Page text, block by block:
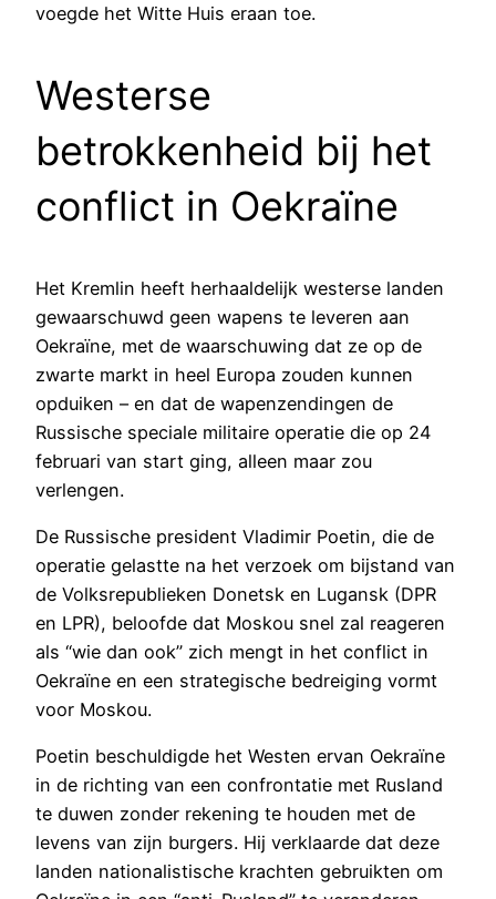
voegde het Witte Huis eraan toe.
Westerse
betrokkenheid bij het
conflict in Oekraïne
Het Kremlin heeft herhaaldelijk westerse landen
gewaarschuwd geen wapens te leveren aan
Oekraïne, met de waarschuwing dat ze op de
zwarte markt in heel Europa zouden kunnen
opduiken – en dat de wapenzendingen de
Russische speciale militaire operatie die op 24
februari van start ging, alleen maar zou
verlengen.
De Russische president Vladimir Poetin, die de
operatie gelastte na het verzoek om bijstand van
de Volksrepublieken Donetsk en Lugansk (DPR
en LPR), beloofde dat Moskou snel zal reageren
als “wie dan ook” zich mengt in het conflict in
Oekraïne en een strategische bedreiging vormt
voor Moskou.
Poetin beschuldigde het Westen ervan Oekraïne
in de richting van een confrontatie met Rusland
te duwen zonder rekening te houden met de
levens van zijn burgers. Hij verklaarde dat deze
landen nationalistische krachten gebruikten om